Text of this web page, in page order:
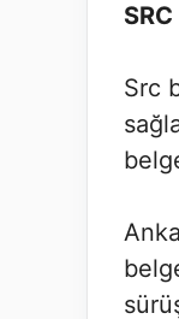
Src